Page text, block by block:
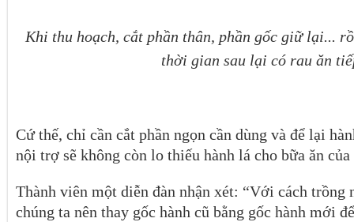
Khi thu hoạch, cắt phần thân, phần gốc giữ lại...
thời gian sau lại có rau ăn
Cứ thế, chỉ cần cắt phần ngọn cần dùng và để lại
nội trợ sẽ không còn lo thiếu hành lá cho bữa ăn
Thành viên một diễn đàn nhận xét: “Với cách trồng
chúng ta nên thay gốc hành cũ bằng gốc hành mới